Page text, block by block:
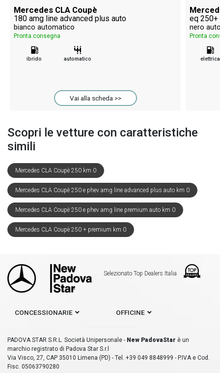
Mercedes CLA Coupè
180 amg line advanced plus auto
bianco automatico
Pronta consegna
ibrido automatico
Vai alla scheda >>
eq 250+
nero
Pronta
elettrica
Scopri le vetture con caratteristiche
simili
Mercedes CLA Coupè 250 km 0
Mercedes CLA Coupè 250 e phev amg line advanced plus auto km 0
Mercedes CLA Coupè 250 e phev amg line premium auto km 0
Mercedes CLA Coupè 250 + premium km 0
Selezionato Top Dealers Italia
CONCESSIONARIE OFFICINE
PADOVA STAR S.R.L. Società Unipersonale - New PadovaStar è un
marchio registrato di Padova Star S.r.l
Via Visco, 27, CAP 35010 Limena (PD) - Tel. +39 049 8848999 - P.IVA e Cod.
Fisc. 05063790280